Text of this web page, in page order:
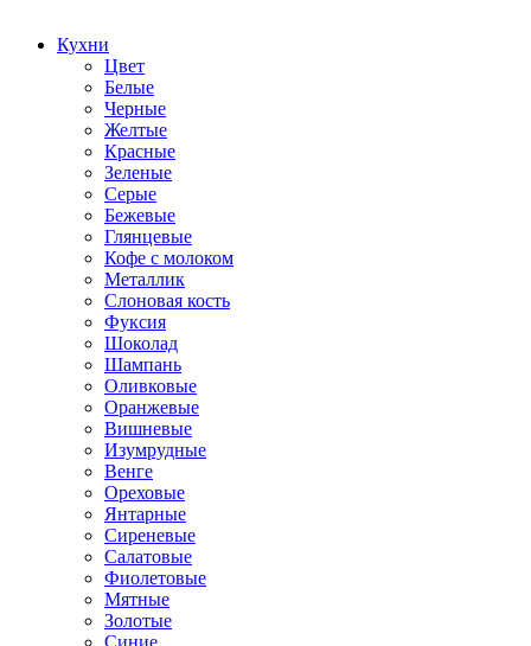
Кухни
Цвет
Белые
Черные
Желтые
Красные
Зеленые
Серые
Бежевые
Глянцевые
Кофе с молоком
Металлик
Слоновая кость
Фуксия
Шоколад
Шампань
Оливковые
Оранжевые
Вишневые
Изумрудные
Венге
Ореховые
Янтарные
Сиреневые
Салатовые
Фиолетовые
Мятные
Золотые
Синие